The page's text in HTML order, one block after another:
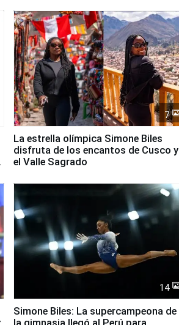
7
La estrella olímpica Simone Biles
disfruta de los encantos de Cusco y
el Valle Sagrado
14
Simone Biles: La supercampeona de